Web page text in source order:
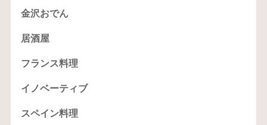
金沢おでん
居酒屋
フランス料理
イノベーティブ
スペイン料理